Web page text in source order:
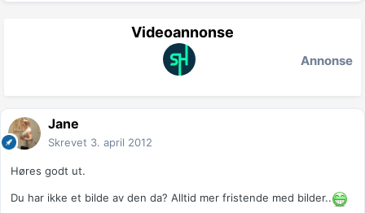
Videoannonse
Annonse
Jane
Skrevet 3. april 2012
Høres godt ut.
Du har ikke et bilde av den da? Alltid mer fristende med bilder..